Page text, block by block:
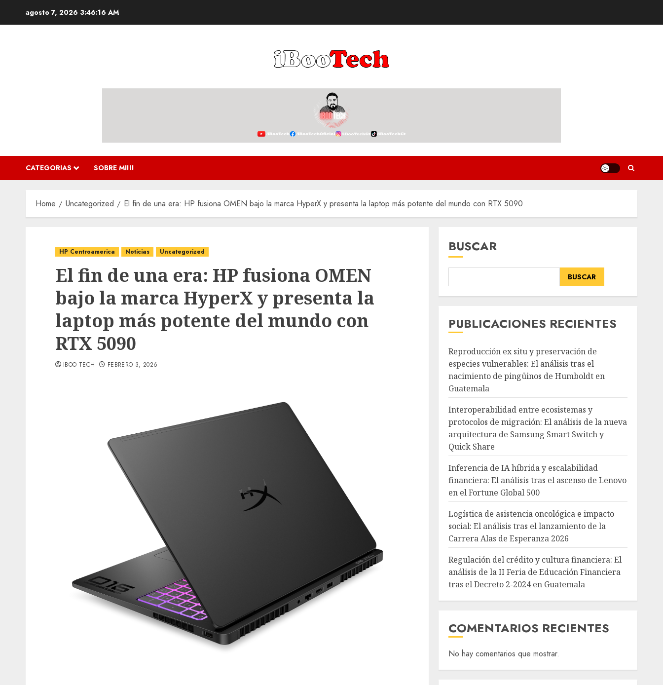
agosto 7, 2026 3:46:17 AM
CATEGORIAS SOBRE MI!!!
Home Uncategorized El fin de una era: HP fusiona OMEN bajo la marca HyperX y presenta la laptop más potente del mundo con RTX 5090
HP Centroamerica Noticias Uncategorized
El fin de una era: HP fusiona OMEN
bajo la marca HyperX y presenta la
laptop más potente del mundo con
RTX 5090
IBOO TECH FEBRERO 3, 2026
BUSCAR
BUSCAR
PUBLICACIONES RECIENTES
Reproducción ex situ y preservación de
especies vulnerables: El análisis tras el
nacimiento de pingüinos de Humboldt en
Guatemala
Interoperabilidad entre ecosistemas y
protocolos de migración: El análisis de la nueva
arquitectura de Samsung Smart Switch y
Quick Share
Inferencia de IA híbrida y escalabilidad
financiera: El análisis tras el ascenso de Lenovo
en el Fortune Global 500
Logística de asistencia oncológica e impacto
social: El análisis tras el lanzamiento de la
Carrera Alas de Esperanza 2026
Regulación del crédito y cultura financiera: El
análisis de la II Feria de Educación Financiera
tras el Decreto 2-2024 en Guatemala
COMENTARIOS RECIENTES
No hay comentarios que mostrar.